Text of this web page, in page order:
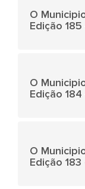
O
Edição
O
Edição
O
Edição